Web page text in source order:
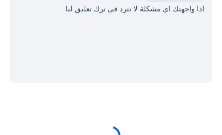
اذا واجهتك اي مشكلة لا تترد في ترك تعليق لنا